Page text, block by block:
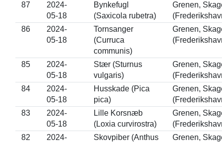
87
2024-
05-18
Bynkefugl
(Saxicola rubetra)
Grenen,
86
2024-
05-18
Tornsanger
(Curruca
communis)
Grenen,
85
2024-
05-18
Stær (Sturnus
vulgaris)
Grenen,
84
2024-
05-18
Husskade (Pica
pica)
Grenen,
83
2024-
05-18
Lille Korsnæb
(Loxia curvirostra)
Grenen,
82
2024-
Skovpiber (Anthus
Grenen,